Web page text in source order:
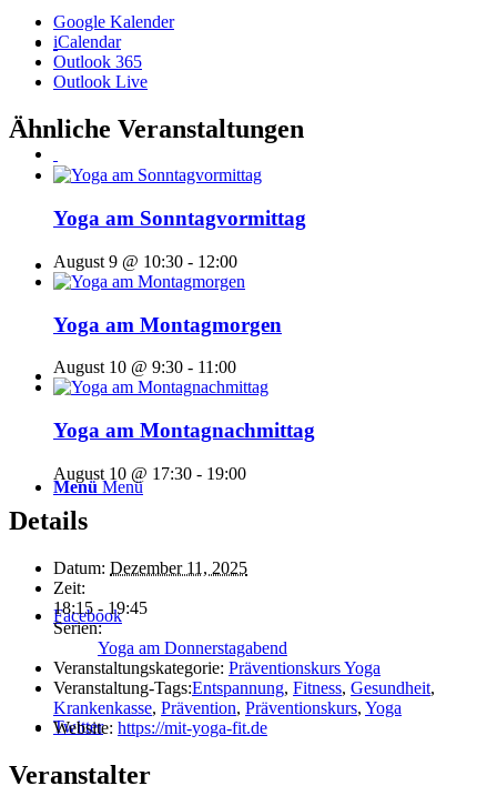
Menü Menü
Facebook
Twitter
Google Kalender
iCalendar
Outlook 365
Outlook Live
Ähnliche Veranstaltungen
Yoga am Sonntagvormittag
August 9 @ 10:30 - 12:00
Yoga am Montagmorgen
August 10 @ 9:30 - 11:00
Yoga am Montagnachmittag
August 10 @ 17:30 - 19:00
Details
Datum: Dezember 11, 2025
Zeit:
18:15 - 19:45
Serien:
Yoga am Donnerstagabend
Veranstaltungskategorie: Präventionskurs Yoga
Veranstaltung-Tags:Entspannung, Fitness, Gesundheit,
Krankenkasse, Prävention, Präventionskurs, Yoga
Website: https://mit-yoga-fit.de
Veranstalter